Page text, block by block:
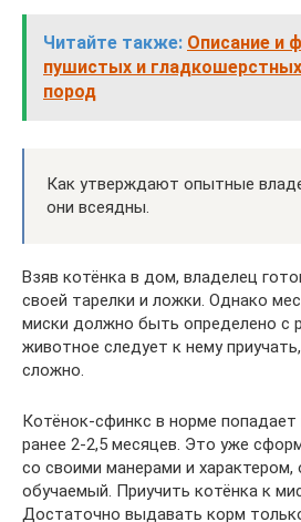
Читайте также: Описание и
пушистых и
пород
Как утверждают опытные
они всеядны.
Взяв котёнка в дом, владелец
своей тарелки и ложки. Однако
миски должно быть определено с
животное следует к нему
сложно.
Котёнок-сфинкс в норме попадает
ранее 2-2,5 месяцев. Это уже
со своими манерами и характером,
обучаемый. Приучить котёнка к
Достаточно выдавать корм